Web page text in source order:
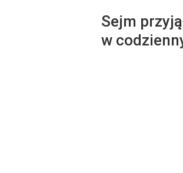
Sejm
w